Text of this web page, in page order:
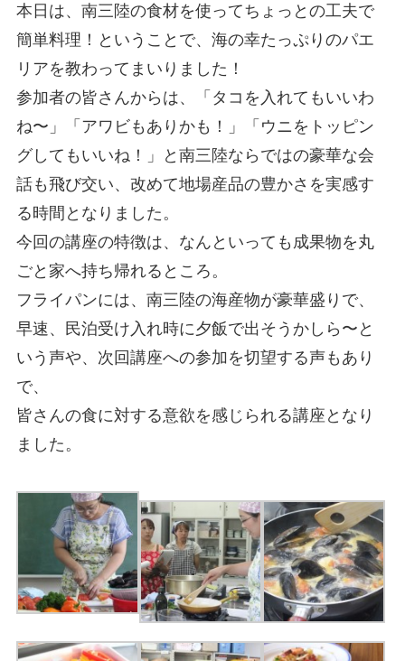
本日は、南三陸の食材を使ってちょっとの工夫で
簡単料理！ということで、海の幸たっぷりのパエ
リアを教わってまいりました！
参加者の皆さんからは、「タコを入れてもいいわ
ね〜」「アワビもありかも！」「ウニをトッピン
グしてもいいね！」と南三陸ならではの豪華な会
話も飛び交い、改めて地場産品の豊かさを実感す
る時間となりました。
今回の講座の特徴は、なんといっても成果物を丸
ごと家へ持ち帰れるところ。
フライパンには、南三陸の海産物が豪華盛りで、
早速、民泊受け入れ時に夕飯で出そうかしら〜と
いう声や、次回講座への参加を切望する声もあり
で、
皆さんの食に対する意欲を感じられる講座となり
ました。